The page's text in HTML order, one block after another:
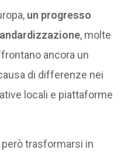
un progresso
, molte
ancora un
di differenze nei
locali e piattaforme
trasformarsi in